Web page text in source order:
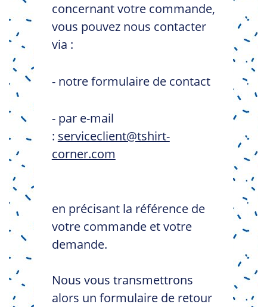
concernant votre commande,
vous pouvez nous contacter
via :
- notre formulaire de contact
- par e-mail
: serviceclient@tshirt-
corner.com
en précisant la référence de
votre commande et votre
demande.
Nous vous transmettrons
alors un formulaire de retour